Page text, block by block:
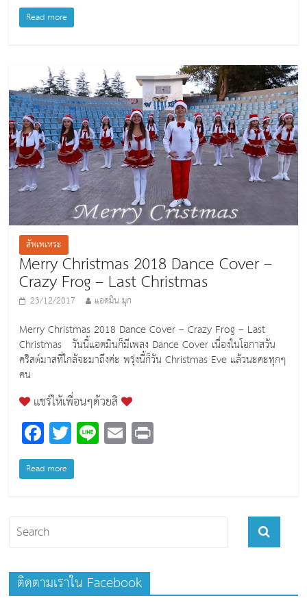
c
b
o
o
k
tt
Read more
สัพเพเหระ
Merry Christmas 2018 Dance Cover –
Crazy Frog – Last Christmas
23/12/2017 แอดมิน มุก
Merry Christmas 2018 Dance Cover – Crazy Frog – Last
Christmas วันนี้แอดมินก็มีเพลง Dance Cover เนื่องในโอกาสวัน
คริสต์มาสที่ใกล้จะมาถึงค่ะ พรุ่งนี้ก็วัน Christmas Eve แล้วนะคะทุกๆ
คน
แชร์ให้เพื่อนๆด้วยสิ
F
a
c
b
o
o
k
T
wi
tt
Li
n
E
m
Read more
ติดตามเราใน Facebook